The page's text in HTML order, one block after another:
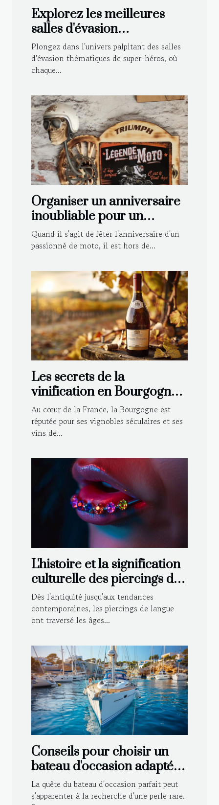
Explorez les meilleures
salles d'évasion
thématiques de super-
héros
Plongez dans l'univers palpitant des salles
d'évasion thématiques de super-héros, où
chaque...
Organiser un anniversaire
inoubliable pour un
motard : astuces et idées
déco
Quand il s'agit de fêter l'anniversaire d'un
passionné de moto, il est hors de...
Les secrets de la
vinification en Bourgogne :
Techniques traditionnelles
et modernes
Au cœur de la France, la Bourgogne est
réputée pour ses vignobles séculaires et ses
vins de...
L'histoire et la signification
culturelle des piercings de
langue
Dès l'antiquité jusqu'aux tendances
contemporaines, les piercings de langue
ont traversé les âges...
Conseils pour choisir un
bateau d'occasion adapté à
vos besoins
La quête du bateau d'occasion parfait peut
s'apparenter à la recherche d'une perle rare.